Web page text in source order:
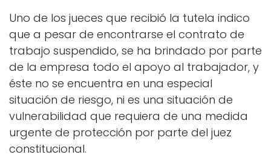
Uno de los jueces que recibió la tutela indico
que a pesar de encontrarse el contrato de
trabajo suspendido, se ha brindado por parte
de la empresa todo el apoyo al trabajador, y
éste no se encuentra en una especial
situación de riesgo, ni es una situación de
vulnerabilidad que requiera de una medida
urgente de protección por parte del juez
constitucional.